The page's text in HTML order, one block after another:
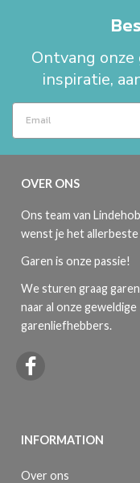
Ontvang
inspiratie,
OVER ONS
Ons team van
wenst je het allerbeste
Garen is onze passie!
We sturen graag garen
naar al onze geweldige
garenliefhebbers.
INFORMATION
Over ons